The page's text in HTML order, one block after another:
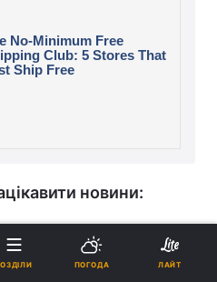
новини:
найменше холестерину:
свого фаворита
ПОГОДА ЛАЙТ